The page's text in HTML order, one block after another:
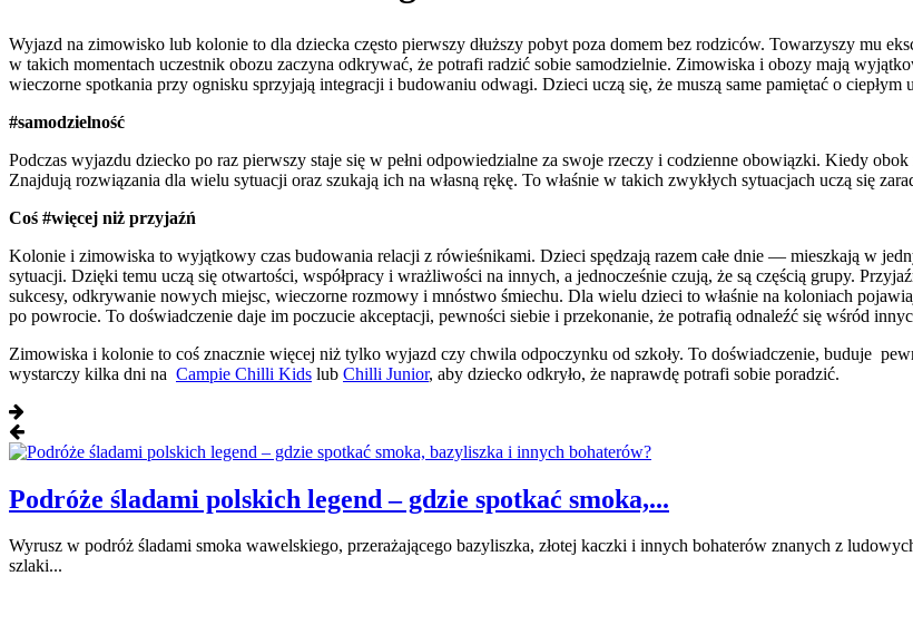
Wyjazd na zimowisko lub kolonie to dla dziecka często pierwszy dłuższy pobyt poza domem bez rodziców. Towarzyszy mu
w takich momentach uczestnik obozu zaczyna odkrywać, że potrafi radzić sobie samodzielnie. Zimowiska i obozy mają
wieczorne spotkania przy ognisku sprzyjają integracji i budowaniu odwagi. Dzieci uczą się, że muszą same pamiętać o ciepłym
#samodzielność
Podczas wyjazdu dziecko po raz pierwszy staje się w pełni odpowiedzialne za swoje rzeczy i codzienne obowiązki. Kiedy
Znajdują rozwiązania dla wielu sytuacji oraz szukają ich na własną rękę. To właśnie w takich zwykłych sytuacjach uczą się
Coś #więcej niż przyjaźń
Kolonie i zimowiska to wyjątkowy czas budowania relacji z rówieśnikami. Dzieci spędzają razem całe dnie — mieszkają w
sytuacji. Dzięki temu uczą się otwartości, współpracy i wrażliwości na innych, a jednocześnie czują, że są częścią grupy.
sukcesy, odkrywanie nowych miejsc, wieczorne rozmowy i mnóstwo śmiechu. Dla wielu dzieci to właśnie na koloniach
po powrocie. To doświadczenie daje im poczucie akceptacji, pewności siebie i przekonanie, że potrafią odnaleźć się wśród
Zimowiska i kolonie to coś znacznie więcej niż tylko wyjazd czy chwila odpoczynku od szkoły. To doświadczenie, buduje
wystarczy kilka dni na Campie Chilli Kids lub Chilli Junior, aby dziecko odkryło, że naprawdę potrafi sobie poradzić.
Podróże śladami polskich legend – gdzie spotkać smoka,...
Wyrusz w podróż śladami smoka wawelskiego, przerażającego bazyliszka, złotej kaczki i innych bohaterów znanych z
szlaki...